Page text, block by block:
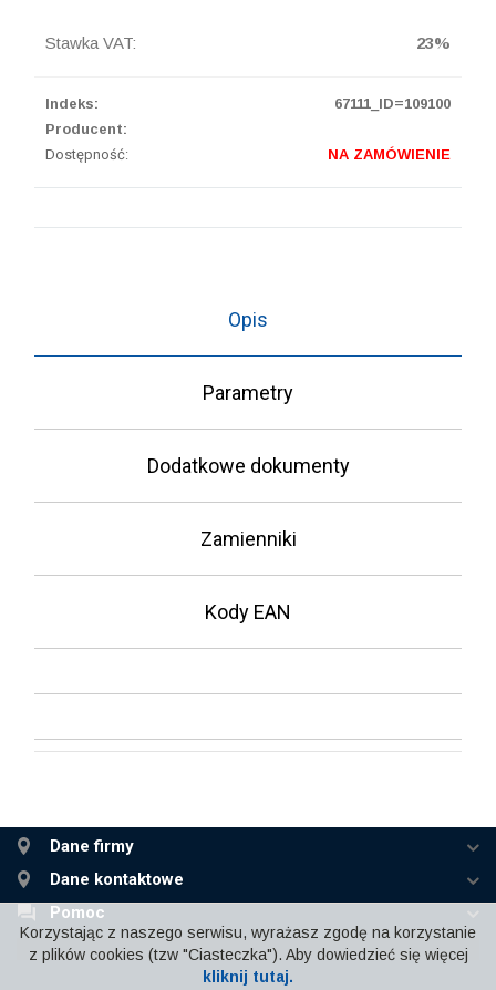
Stawka VAT: 23%
Indeks:
67111_ID=109100
Producent:
Dostępność:
NA ZAMÓWIENIE
Opis
Parametry
Dodatkowe dokumenty
Zamienniki
Kody EAN
Dane firmy
Dane kontaktowe
Pomoc
Korzystając z naszego serwisu, wyrażasz zgodę na korzystanie
z plików cookies (tzw "Ciasteczka"). Aby dowiedzieć się więcej
kliknij tutaj.